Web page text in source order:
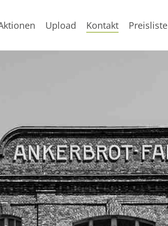
Upload Kontakt Preisliste